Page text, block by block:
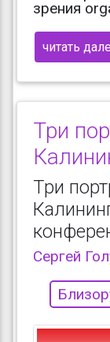
зрения
читать
Три
Три
Сергей